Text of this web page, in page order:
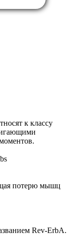
к классу
потерю мышц
Rev-ErbA.